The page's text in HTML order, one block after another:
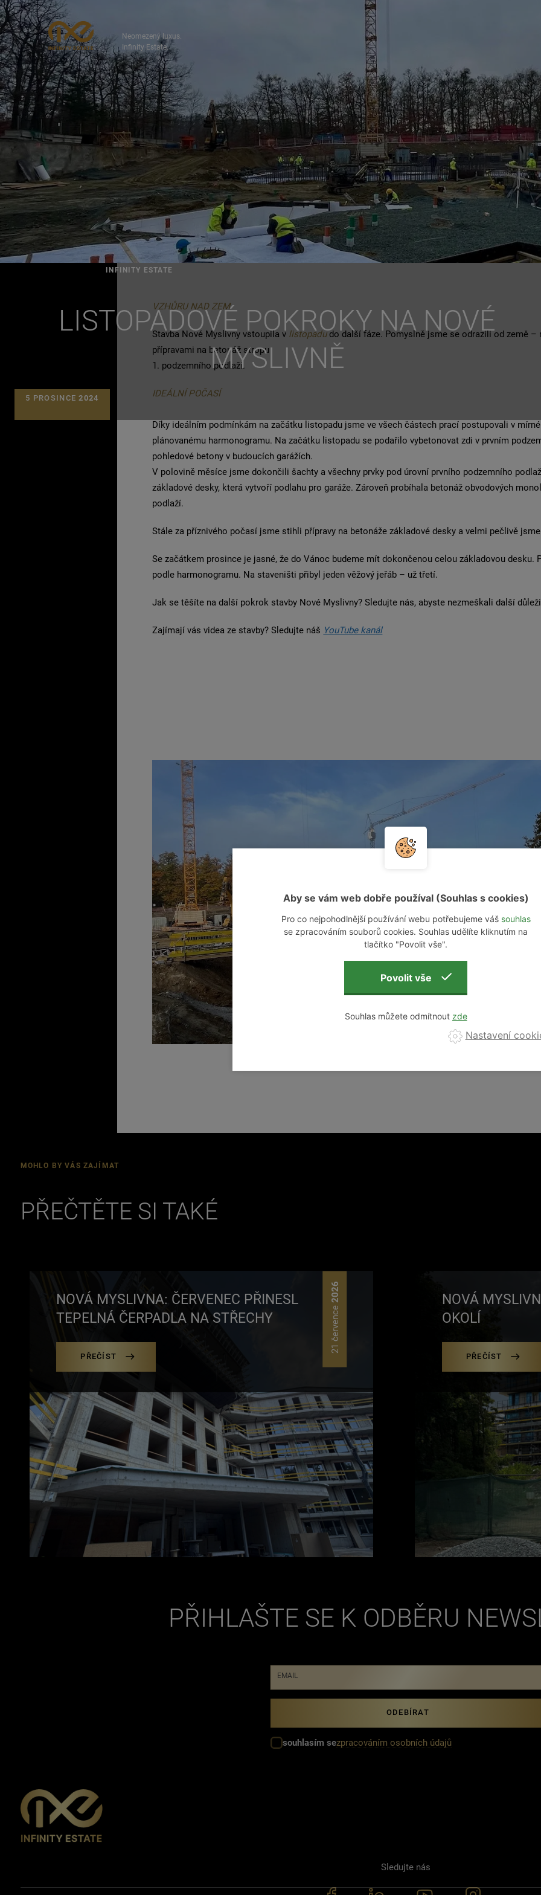
Neomezený luxus.
Infinity Estate.
INFINITY ESTATE
LISTOPADOVÉ POKROKY NA NOVÉ
MYSLIVNĚ
5 PROSINCE2024
VZHŮRU NAD ZEM
Stavba Nové Myslivny vstoupila v listopadudo další fáze. Pomyslně jsme se odrazili od země
přípravami na betonáž stropu
1. podzemního podlaží.
IDEÁLNÍ POČASÍ
Díky ideálním podmínkám na začátku listopadu jsme ve všech částech prací postupovali v
plánovanému harmonogramu. Na začátku listopadu se podařilo vybetonovat zdi v prvním
pohledové betony v budoucích garážích.
V polovině měsíce jsme dokončili šachty a všechny prvky pod úrovní prvního podzemního
základové desky, která vytvoří podlahu pro garáže. Zároveň probíhala betonáž obvodových
podlaží.
Stále za příznivého počasí jsme stihli přípravy na betonáže základové desky a velmi pečlivě
Se začátkem prosince je jasné, že do Vánoc budeme mít dokončenou celou základovou desku.
podle harmonogramu. Na staveništi přibyl jeden věžový jeřáb – už třetí.
Jak se těšíte na další pokrok stavby Nové Myslivny? Sledujte nás, abyste nezmeškali další
Zajímají vás videa ze stavby? Sledujte náš YouTube kanál
MOHLO BY VÁS ZAJÍMAT
PŘEČTĚTE SI TAKÉ
21 července
2026
NOVÁ MYSLIVNA: ČERVENEC PŘINESL
TEPELNÁ ČERPADLA NA STŘECHY
PŘEČÍST
NOVÁ
OKOLÍ
PŘEČÍST
PŘIHLAŠTE SE K ODBĚRU
EMAIL
souhlasím sezpracováním osobních údajů
Sledujte nás
Aby se vám web dobře používal (Souhlas s cookies)
Pro co nejpohodlnější používání webu potřebujeme váš souhlas
se zpracováním souborů cookies. Souhlas udělíte kliknutím na
tlačítko "Povolit vše".
Souhlas můžete odmítnout
Nastavení